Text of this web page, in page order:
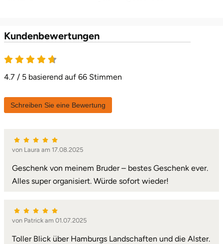
Kundenbewertungen
4.7 von 5
4.7 / 5 basierend auf 66 Stimmen
Schreiben Sie eine Bewertung
von Laura am 17.08.2025
Geschenk von meinem Bruder – bestes Geschenk ever.
Alles super organisiert. Würde sofort wieder!
von Patrick am 01.07.2025
Toller Blick über Hamburgs Landschaften und die Alster.